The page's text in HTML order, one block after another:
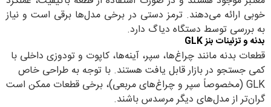
خوبی ارائه می‌دهند. ترمز دستی در برخی مدل‌ها برقی است و نیاز
به بررسی توسط دستگاه دیاگ دارد.
بدنه و تزئینات بنز GLK
قطعات بدنه مانند چراغ‌ها، سپر، آینه‌ها، کاپوت و تودوزی داخلی با
کمی جستجو در بازار قابل یافت هستند. با توجه به طراحی خاص
GLK (مخصوصاً سپر و چراغ‌های مربعی)، برخی قطعات ممکن است
گران‌تر از مدل‌های دیگر مرسدس باشند.